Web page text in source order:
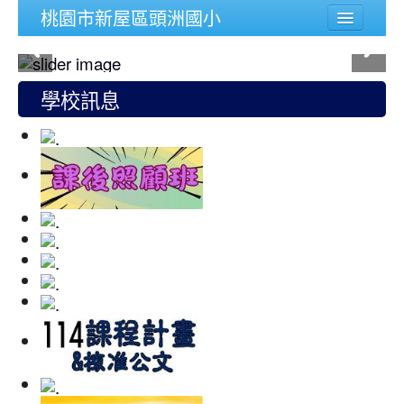
桃園市新屋區頭洲國小
學校簡介
行政組織
頭洲文件
公務連結
人事宣導專區
校內功能
登入
學校訊息